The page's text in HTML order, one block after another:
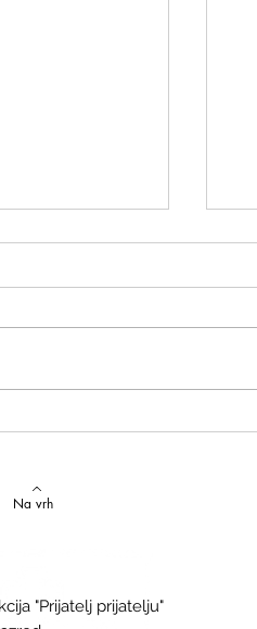
Na vrh
"Prijatelj prijatelju"